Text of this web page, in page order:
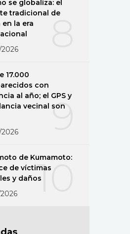
se globaliza: el
tradicional de
en la era
9
17.000
con
al año; el GPS y
vecinal son
10
de Kumamoto:
de víctimas
y daños